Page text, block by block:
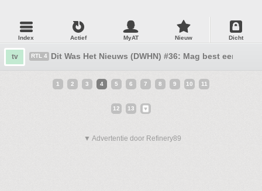
Index Actief MyAT Nieuw Dicht
tv RTL 4 Dit Was Het Nieuws (DWHN) #36: Mag best een
1 2 3 4 5 6 7 8 9 10 11
12 13
▼ Advertentie door Refinery89